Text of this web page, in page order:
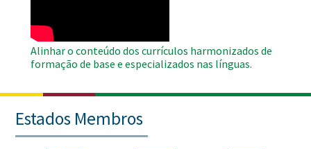
Alinhar o conteúdo dos currículos harmonizados de
formação de base e especializados nas línguas.
Estados Membros